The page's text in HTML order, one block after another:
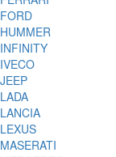
FORD
HUMMER
INFINITY
IVECO
JEEP
LADA
LANCIA
LEXUS
MASERATI